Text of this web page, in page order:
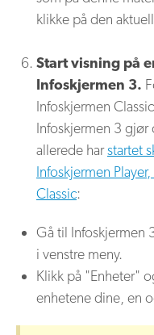
klikke på den
Start visning på
Infoskjermen 3.
Infoskjermen
Infoskjermen 3 gjør
allerede harstartet
Infoskjermen
Classic:
Gå til Infoskjermen
i venstre meny.
Klikk på "Enheter"
enhetene dine, en